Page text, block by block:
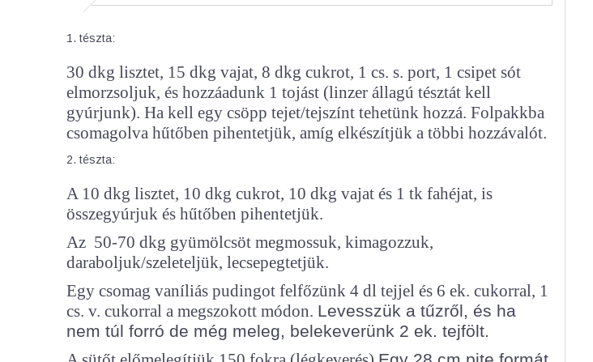
1. tészta:
30 dkg lisztet, 15 dkg vajat, 8 dkg cukrot, 1 cs. s. port, 1 csipet sót
elmorzsoljuk, és hozzáadunk 1 tojást (linzer állagú tésztát kell
gyúrjunk). Ha kell egy csöpp tejet/tejszínt tehetünk hozzá. Folpakkba
csomagolva hűtőben pihentetjük, amíg elkészítjük a többi hozzávalót.
2. tészta:
A 10 dkg lisztet, 10 dkg cukrot, 10 dkg vajat és 1 tk fahéjat, is
összegyúrjuk és hűtőben pihentetjük.
Az 50-70 dkg gyümölcsöt megmossuk, kimagozzuk,
daraboljuk/szeleteljük, lecsepegtetjük.
Egy csomag vaníliás pudingot felfőzünk 4 dl tejjel és 6 ek. cukorral, 1
cs. v. cukorral a megszokott módon. Levesszük a tűzről, és ha
nem túl forró de még meleg, belekeverünk 2 ek. tejfölt.